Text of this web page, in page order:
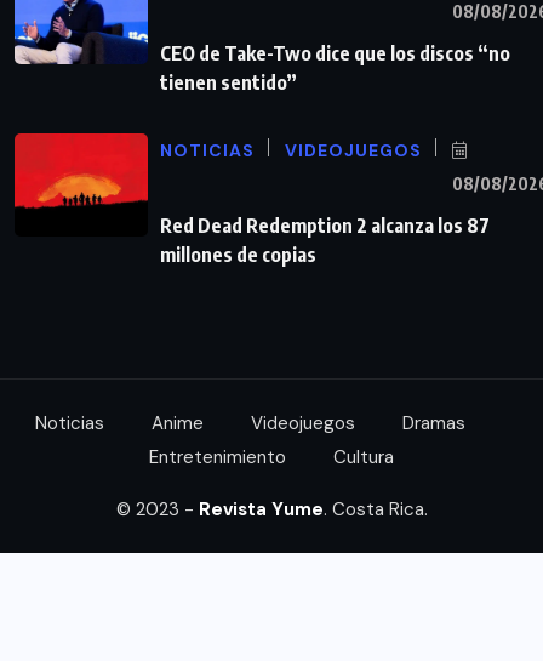
08/08/
CEO de Take-Two dice que los discos “no
tienen sentido”
NOTICIAS VIDEOJUEGOS
08/08/
Red Dead Redemption 2 alcanza los 87
millones de copias
Noticias Anime Videojuegos
Dramas
Entretenimiento
Cultura
© 2023 - Revista Yume. Costa Rica.